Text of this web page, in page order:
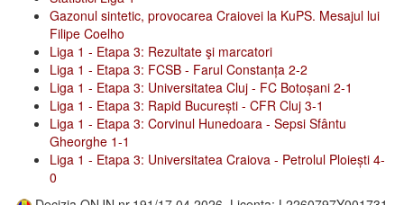
Gazonul sintetic, provocarea Craiovei la KuPS. Mesajul lui
Filipe Coelho
Liga 1 - Etapa 3: Rezultate şi marcatori
Liga 1 - Etapa 3: FCSB - Farul Constanța 2-2
Liga 1 - Etapa 3: Universitatea Cluj - FC Botoșani 2-1
Liga 1 - Etapa 3: Rapid București - CFR Cluj 3-1
Liga 1 - Etapa 3: Corvinul Hunedoara - Sepsi Sfântu
Gheorghe 1-1
Liga 1 - Etapa 3: Universitatea Craiova - Petrolul Ploiești 4-
0